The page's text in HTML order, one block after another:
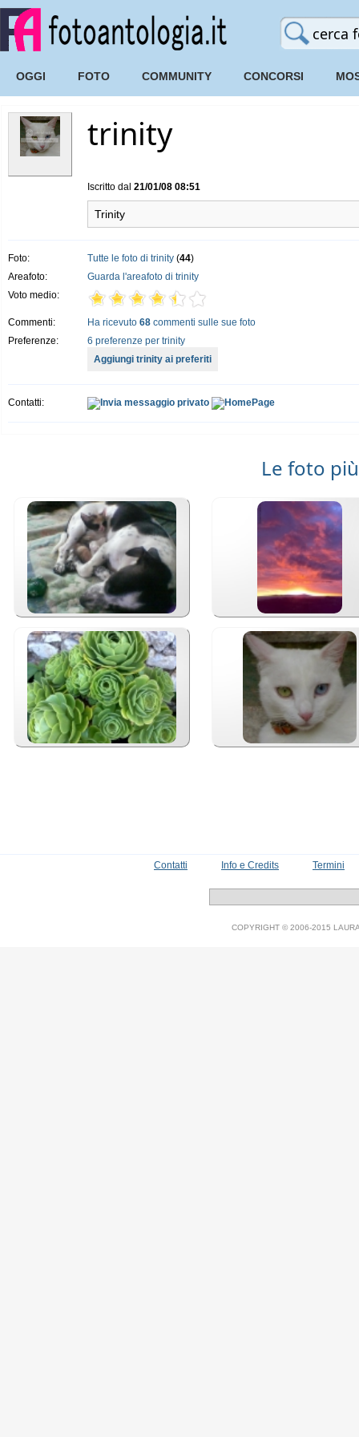
OGGI FOTO COMMUNITY CONCORSI
trinity
Iscritto dal 21/01/08 08:51
Trinity
Foto: Tutte le foto di trinity (44)
Areafoto:
Guarda l'areafoto di trinity
Voto medio:
Commenti: Ha ricevuto 68 commenti sulle sue foto
Preferenze:
6 preferenze per trinity
Aggiungi trinity ai preferiti
Contatti:
Le foto
Contatti Info e Credits Termini
COPYRIGHT © 2006-2015